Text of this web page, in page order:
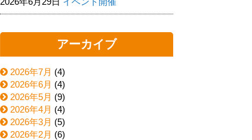
アーカイブ
2026年7月 (4)
2026年6月 (4)
2026年5月 (9)
2026年4月 (4)
2026年3月 (5)
2026年2月 (6)